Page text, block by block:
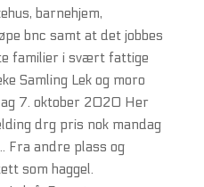
barnehjem,
bnc samt at det jobbes
familier i svært fattige
Samling Lek og moro
7. oktober 2020 Her
drg pris nok mandag
Fra andre plass og
som haggel.